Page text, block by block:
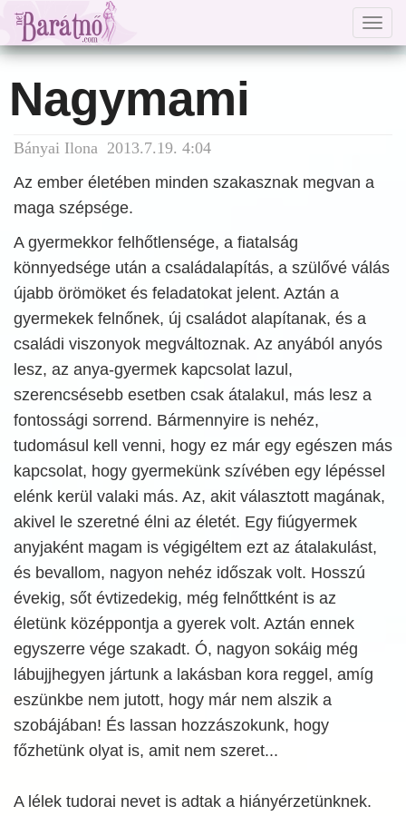
Nagymami
Bányai Ilona 2013.7.19. 4:04
Az ember életében minden szakasznak megvan a
maga szépsége.
A gyermekkor felhőtlensége, a fiatalság
könnyedsége után a családalapítás, a szülővé válás
újabb örömöket és feladatokat jelent. Aztán a
gyermekek felnőnek, új családot alapítanak, és a
családi viszonyok megváltoznak. Az anyából anyós
lesz, az anya-gyermek kapcsolat lazul,
szerencsésebb esetben csak átalakul, más lesz a
fontossági sorrend. Bármennyire is nehéz,
tudomásul kell venni, hogy ez már egy egészen más
kapcsolat, hogy gyermekünk szívében egy lépéssel
elénk kerül valaki más. Az, akit választott magának,
akivel le szeretné élni az életét. Egy fiúgyermek
anyjaként magam is végigéltem ezt az átalakulást,
és bevallom, nagyon nehéz időszak volt. Hosszú
évekig, sőt évtizedekig, még felnőttként is az
életünk középpontja a gyerek volt. Aztán ennek
egyszerre vége szakadt. Ó, nagyon sokáig még
lábujjhegyen jártunk a lakásban kora reggel, amíg
eszünkbe nem jutott, hogy már nem alszik a
szobájában! És lassan hozzászokunk, hogy
főzhetünk olyat is, amit nem szeret...
A lélek tudorai nevet is adtak a hiányérzetünknek.